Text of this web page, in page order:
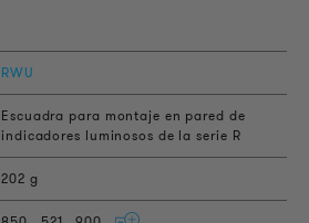
RWU
Escuadra para montaje en pared de
indicadores luminosos de la serie R
202 g